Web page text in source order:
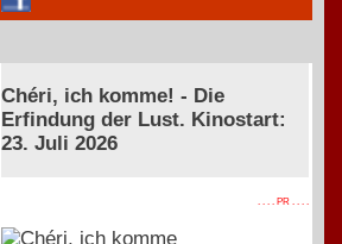
Chéri, ich komme! - Die
Erfindung der Lust. Kinostart:
23. Juli 2026
. . . . PR . . . .